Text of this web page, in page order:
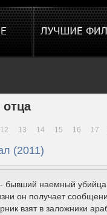
12 13 14 15 16 17
(2011)
бывший наемный убийца
он получает
взят в заложники